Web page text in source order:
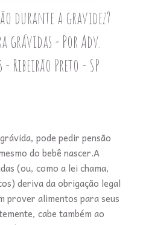
durante a gravidez?
grávidas - Por Adv.
Ribeirão Preto - SP
pode pedir pensão
do bebê nascer.A
(ou, como a lei chama,
deriva da obrigação legal
prover alimentos para seus
cabe também ao